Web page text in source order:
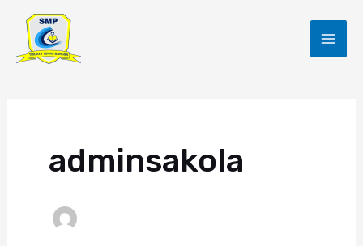
content
adminsakola
Post
pagination